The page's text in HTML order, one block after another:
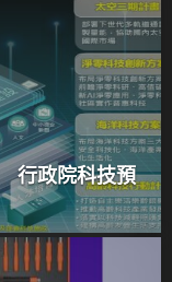
行政院科技預